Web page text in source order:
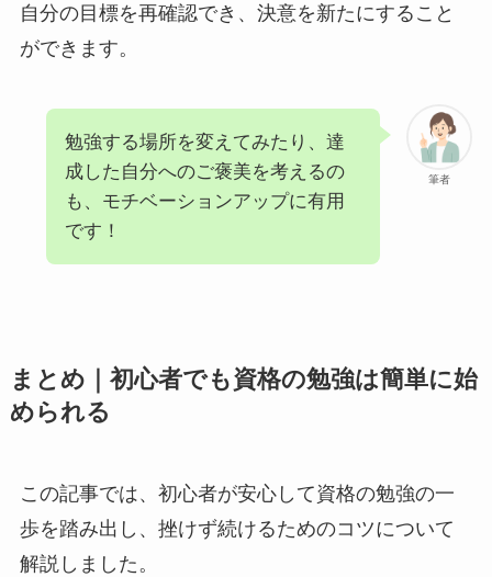
自分の目標を再確認でき、決意を新たにすること
ができます。
筆者
勉強する場所を変えてみたり、達
成した自分へのご褒美を考えるの
も、モチベーションアップに有用
です！
まとめ｜初心者でも資格の勉強は簡単に始
められる
この記事では、初心者が安心して資格の勉強の一
歩を踏み出し、挫けず続けるためのコツについて
解説しました。